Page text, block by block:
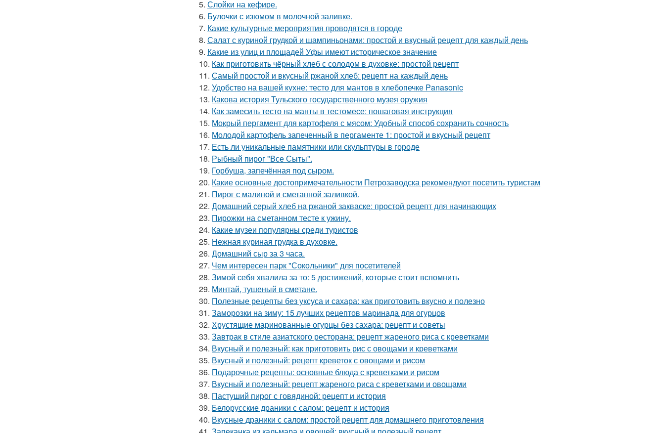
5. Слойки на кефире.
6. Булочки с изюмом в молочной заливке.
7. Какие культурные мероприятия проводятся в городе
8. Салат с куриной грудкой и шампиньонами: простой и вкусный рецепт для каждый день
9. Какие из улиц и площадей Уфы имеют историческое значение
10. Как приготовить чёрный хлеб с солодом в духовке: простой рецепт
11. Самый простой и вкусный ржаной хлеб: рецепт на каждый день
12. Удобство на вашей кухне: тесто для мантов в хлебопечке Panasonic
13. Какова история Тульского государственного музея оружия
14. Как замесить тесто на манты в тестомесе: пошаговая инструкция
15. Мокрый пергамент для картофеля с мясом: Удобный способ сохранить сочность
16. Молодой картофель запеченный в пергаменте 1: простой и вкусный рецепт
17. Есть ли уникальные памятники или скульптуры в городе
18. Рыбный пирог "Все Сыты".
19. Горбуша, запечённая под сыром.
20. Какие основные достопримечательности Петрозаводска рекомендуют посетить туристам
21. Пирог с малиной и сметанной заливкой.
22. Домашний серый хлеб на ржаной закваске: простой рецепт для начинающих
23. Пирожки на сметанном тесте к ужину.
24. Какие музеи популярны среди туристов
25. Нежная куриная грудка в духовке.
26. Домашний сыр за 3 часа.
27. Чем интересен парк "Сокольники" для посетителей
28. Зимой себя хвалила за то: 5 достижений, которые стоит вспомнить
29. Минтай, тушеный в сметане.
30. Полезные рецепты без уксуса и сахара: как приготовить вкусно и полезно
31. Заморозки на зиму: 15 лучших рецептов маринада для огурцов
32. Хрустящие маринованные огурцы без сахара: рецепт и советы
33. Завтрак в стиле азиатского ресторана: рецепт жареного риса с креветками
34. Вкусный и полезный: как приготовить рис с овощами и креветками
35. Вкусный и полезный: рецепт креветок с овощами и рисом
36. Подарочные рецепты: основные блюда с креветками и рисом
37. Вкусный и полезный: рецепт жареного риса с креветками и овощами
38. Пастуший пирог с говядиной: рецепт и история
39. Белорусские драники с салом: рецепт и история
40. Вкусные драники с салом: простой рецепт для домашнего приготовления